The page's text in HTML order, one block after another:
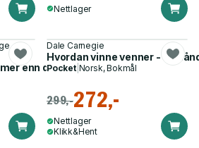
Nettlager
enn du tror
Dale Carnegie
Hvordan vinne venner - en
Pocket| Norsk, Bokmål
299,-272,-
Nettlager
Klikk&Hent